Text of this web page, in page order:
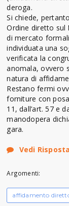
deroga.
Si chiede,
Ordine diretto sul
di mercato
individuata una
verificata la
anomala, ovvero
natura di
Restano fermi
forniture con
11, dall’art. 57 e
manodopera
gara.
Vedi
Argomenti:
affidamento